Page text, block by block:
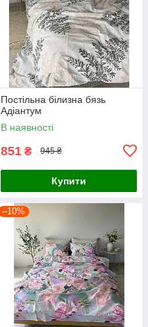
Постільна білизна бязь
Адіантум
В наявності
851 ₴ 945 ₴
Купити
–10%